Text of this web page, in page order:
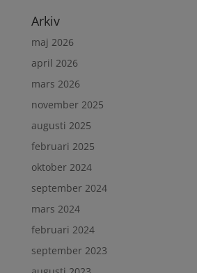
Arkiv
maj 2026
april 2026
mars 2026
november 2025
augusti 2025
februari 2025
oktober 2024
september 2024
mars 2024
februari 2024
september 2023